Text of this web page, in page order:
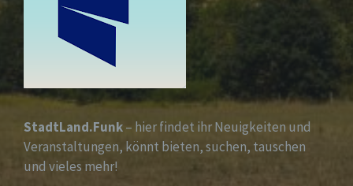
StadtLand.Funk– hier findet ihr Neuigkeiten und
Veranstaltungen, könnt bieten, suchen, tauschen
und vieles mehr!